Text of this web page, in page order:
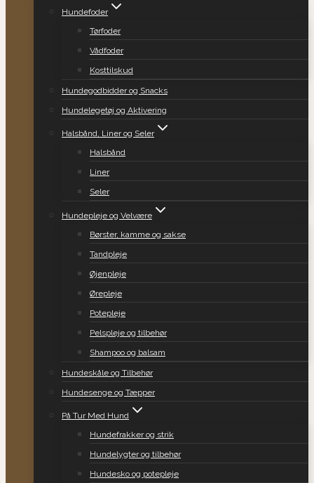
Hundefoder
Tørfoder
Vådfoder
Kosttilskud
Hundegodbidder og Snacks
Hundelegetøj og Aktivering
Halsbånd, Liner og Seler
Halsbånd
Liner
Seler
Hundepleje og Velvære
Børster, kamme og sakse
Tandpleje
Øjenpleje
Ørepleje
Potepleje
Pelspleje og tilbehør
Shampoo og balsam
Hundeskåle og Tilbehør
Hundesenge og Tæpper
På Tur Med Hund
Hundefrakker og strik
Hundelygter og tilbehør
Hundesko og potepleje